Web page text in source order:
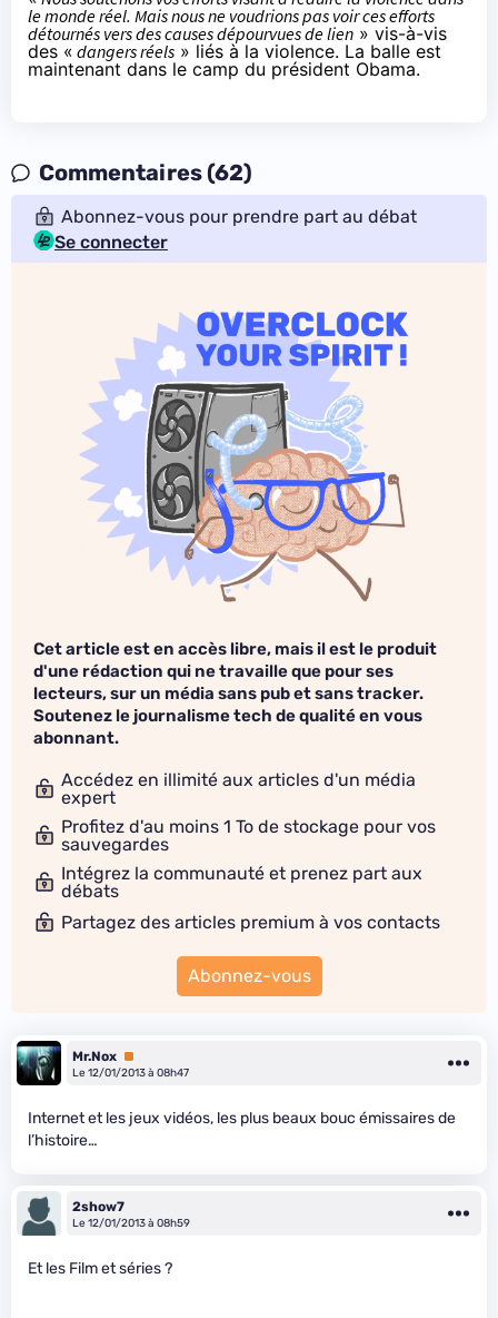
le monde réel. Mais nous ne voudrions pas voir ces efforts
détournés vers des causes dépourvues de lien » vis-à-vis
des « dangers réels » liés à la violence. La balle est
maintenant dans le camp du président Obama.
Commentaires (62)
Abonnez-vous pour prendre part au débat
Se connecter
Cet article est en accès libre, mais il est le produit
d'une rédaction qui ne travaille que pour ses
lecteurs, sur un média sans pub et sans tracker.
Soutenez le journalisme tech de qualité en vous
abonnant.
Accédez en illimité aux articles d'un média
expert
Profitez d'au moins 1 To de stockage pour vos
sauvegardes
Intégrez la communauté et prenez part aux
débats
Partagez des articles premium à vos contacts
Abonnez-vous
Mr.Nox Premium
Le 12/01/2013 à 08h47
Internet et les jeux vidéos, les plus beaux bouc émissaires de
l’histoire…
2show7
Le 12/01/2013 à 08h59
Et les Film et séries ?